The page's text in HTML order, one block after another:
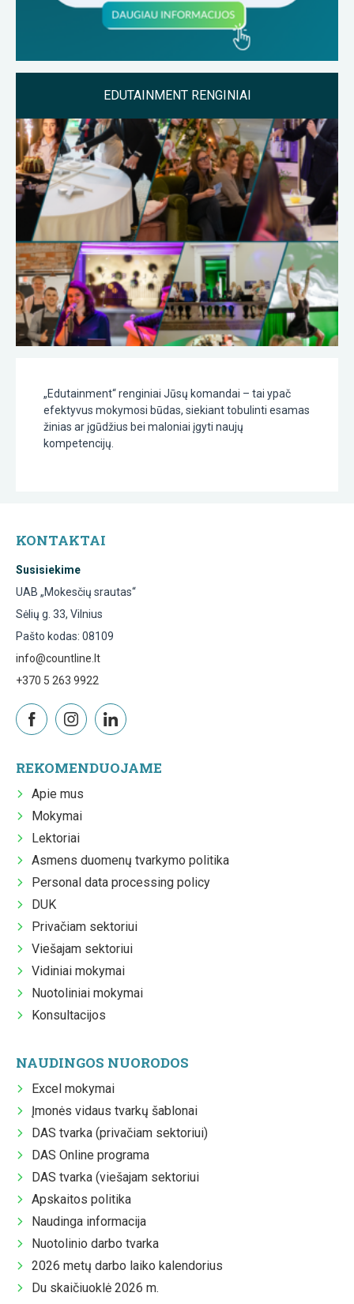
EDUTAINMENT RENGINIAI
„Edutainment“ renginiai Jūsų komandai – tai ypač
efektyvus mokymosi būdas, siekiant tobulinti esamas
žinias ar įgūdžius bei maloniai įgyti naujų
kompetencijų.
KONTAKTAI
Susisiekime
UAB „Mokesčių srautas“
Sėlių g. 33, Vilnius
Pašto kodas: 08109
info@countline.lt
+370 5 263 9922
REKOMENDUOJAME
Apie mus
Mokymai
Lektoriai
Asmens duomenų tvarkymo politika
Personal data processing policy
DUK
Privačiam sektoriui
Viešajam sektoriui
Vidiniai mokymai
Nuotoliniai mokymai
Konsultacijos
NAUDINGOS NUORODOS
Excel mokymai
Įmonės vidaus tvarkų šablonai
DAS tvarka (privačiam sektoriui)
DAS Online programa
DAS tvarka (viešajam sektoriui
Apskaitos politika
Naudinga informacija
Nuotolinio darbo tvarka
2026 metų darbo laiko kalendorius
Du skaičiuoklė 2026 m.